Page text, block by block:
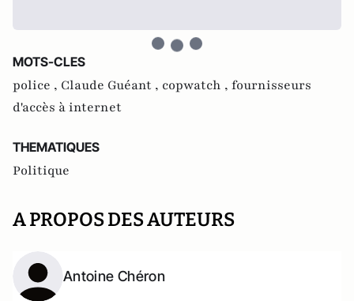
MOTS-CLES
police , Claude Guéant , copwatch , fournisseurs
d'accès à internet
THEMATIQUES
Politique
A PROPOS DES AUTEURS
Antoine Chéron